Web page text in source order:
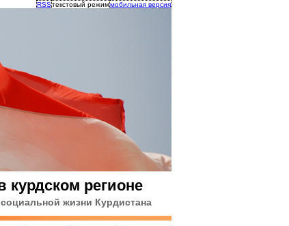
RSSтекстовый режиммобильная версия
курдском регионе
жизни Курдистана